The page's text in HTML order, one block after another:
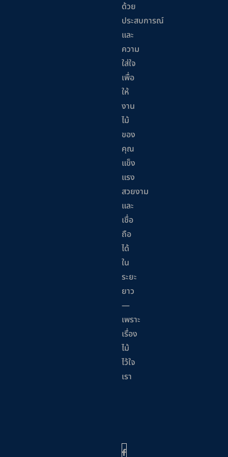
ด้วย
ประสบการณ์
และ
ความ
ใส่ใจ
เพื่อ
ให้
งาน
ไม้
ของ
คุณ
แข็ง
แรง
สวยงาม
และ
เชื่อ
ถือ
ได้
ใน
ระยะ
ยาว
—
เพราะ
เรื่อง
ไม้
ไว้ใจ
เรา